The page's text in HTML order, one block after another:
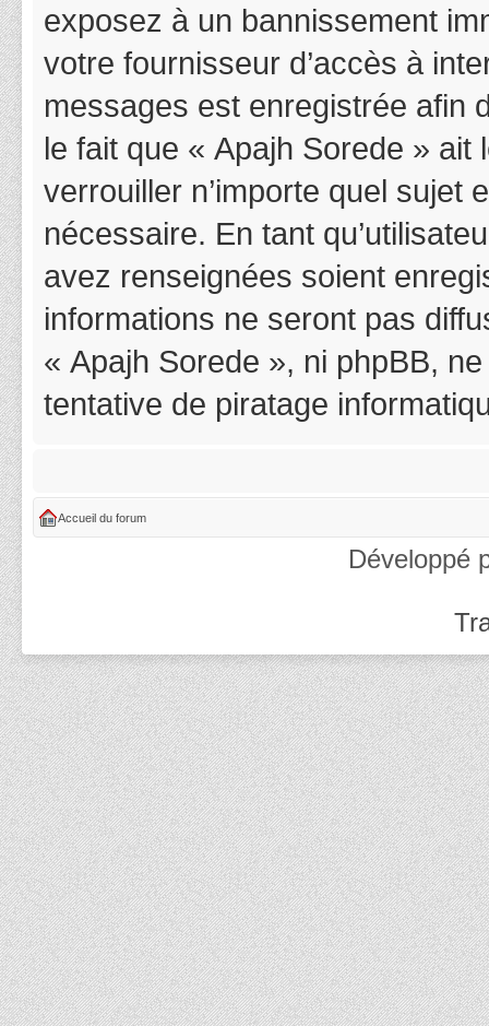
exposez à un bannissement
votre fournisseur d’accès à
messages est enregistrée afin
le fait que « Apajh Sorede »
verrouiller n’importe quel sujet
nécessaire. En tant
avez renseignées soient
informations ne seront pas
« Apajh Sorede », ni phpBB,
tentative de piratage
Accueil du forum
Développé